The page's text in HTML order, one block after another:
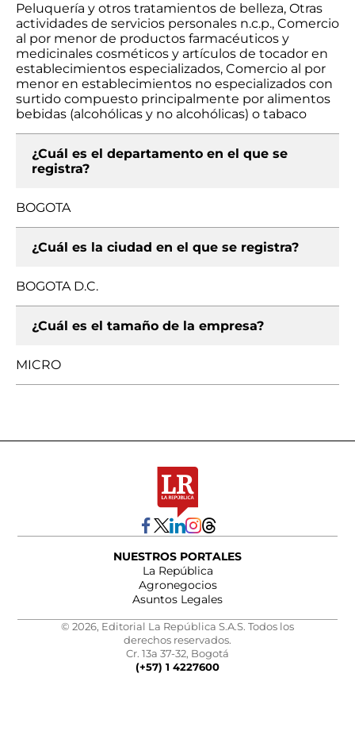
Peluquería y otros tratamientos de belleza, Otras
actividades de servicios personales n.c.p., Comercio
al por menor de productos farmacéuticos y
medicinales cosméticos y artículos de tocador en
establecimientos especializados, Comercio al por
menor en establecimientos no especializados con
surtido compuesto principalmente por alimentos
bebidas (alcohólicas y no alcohólicas) o tabaco
¿Cuál es el departamento en el que se
registra?
BOGOTA
¿Cuál es la ciudad en el que se registra?
BOGOTA D.C.
¿Cuál es el tamaño de la empresa?
MICRO
NUESTROS PORTALES
La República
Agronegocios
Asuntos Legales
© 2026, Editorial La República S.A.S. Todos los
derechos reservados.
Cr. 13a 37-32, Bogotá
(+57) 1 4227600